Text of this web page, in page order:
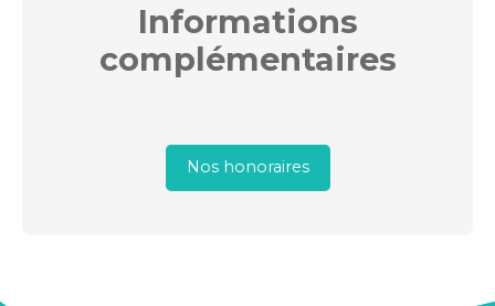
Informations
complémentaires
Nos honoraires